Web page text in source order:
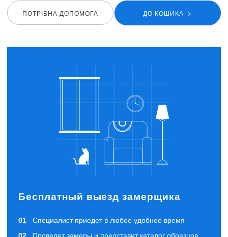
ПОТРIБНА ДОПОМОГА ДО КОШИКА
Бесплатный выезд замерщика
Специалист приедет в любое удобное время